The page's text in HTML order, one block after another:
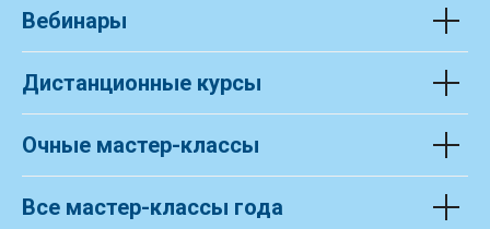
Вебинары
Дистанционные курсы
Очные мастер-классы
Все мастер-классы года